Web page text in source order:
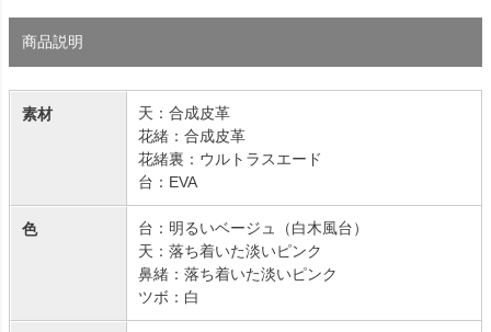
商品説明
素材
天：合成皮革
花緒：合成皮革
花緒裏：ウルトラスエード
台：EVA
色
台：明るいベージュ（白木風台）
天：落ち着いた淡いピンク
鼻緒：落ち着いた淡いピンク
ツボ：白